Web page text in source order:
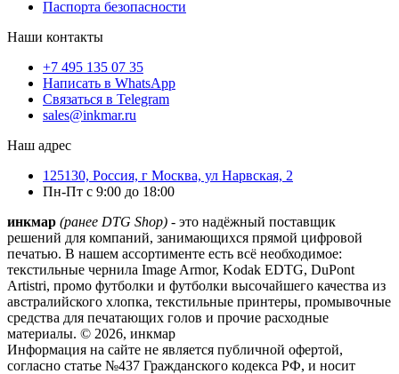
Паспорта безопасности
Наши контакты
+7 495 135 07 35
Написать в WhatsApp
Связаться в Telegram
sales@inkmar.ru
Наш адрес
125130, Россия, г Москва, ул Нарвская, 2
Пн-Пт с 9:00 до 18:00
инкмар (ранее DTG Shop) - это надёжный поставщик
решений для компаний, занимающихся прямой цифровой
печатью. В нашем ассортименте есть всё необходимое:
текстильные чернила Image Armor, Kodak EDTG, DuPont
Artistri, промо футболки и футболки высочайшего качества из
австралийского хлопка, текстильные принтеры, промывочные
средства для печатающих голов и прочие расходные
материалы. © 2026, инкмар
Информация на сайте не является публичной офертой,
согласно статье №437 Гражданского кодекса РФ, и носит